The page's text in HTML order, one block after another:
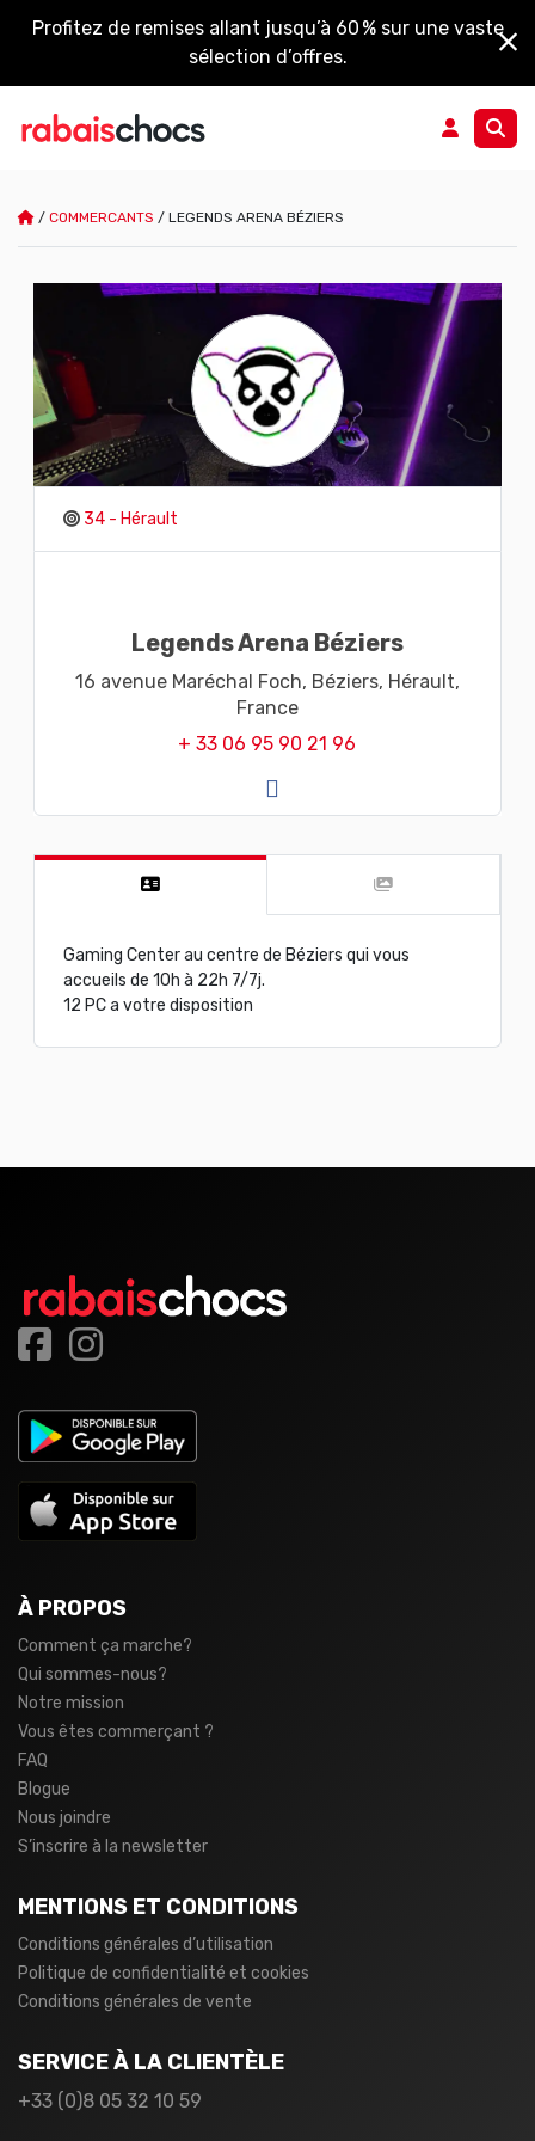
Profitez de remises allant jusqu’à 60 % sur une vaste
sélection d’offres.
/ COMMERCANTS / LEGENDS ARENA BÉZIERS
34 - Hérault
Legends Arena Béziers
16 avenue Maréchal Foch, Béziers, Hérault,
France
+ 33 06 95 90 21 96
Gaming Center au centre de Béziers qui vous
accueils de 10h à 22h 7/7j.
12 PC a votre disposition
À PROPOS
Comment ça marche?
Qui sommes-nous?
Notre mission
Vous êtes commerçant ?
FAQ
Blogue
Nous joindre
S’inscrire à la newsletter
MENTIONS ET CONDITIONS
Conditions générales d’utilisation
Politique de confidentialité et cookies
Conditions générales de vente
SERVICE À LA CLIENTÈLE
+33 (0)8 05 32 10 59